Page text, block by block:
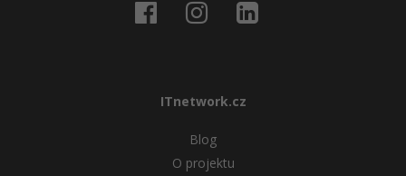
ITnetwork.cz
Blog
O projektu